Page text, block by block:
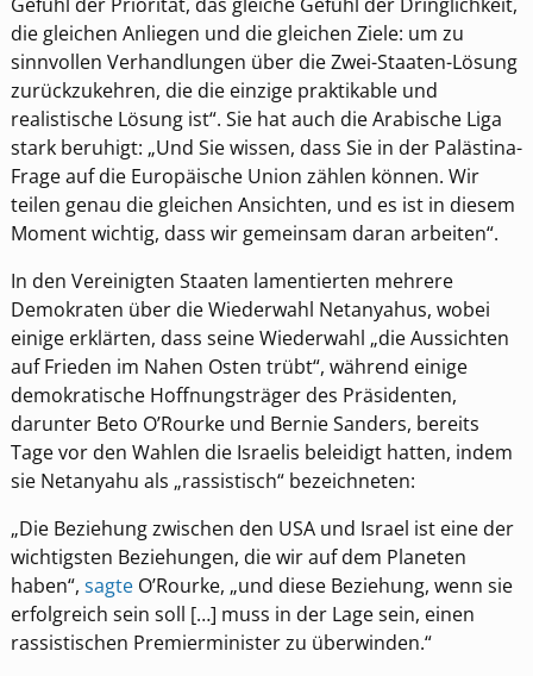
die gleichen Anliegen und die gleichen Ziele: um zu
sinnvollen Verhandlungen über die Zwei-Staaten-Lösung
zurückzukehren, die die einzige praktikable und
realistische Lösung ist“. Sie hat auch die Arabische Liga
stark beruhigt: „Und Sie wissen, dass Sie in der Palästina-
Frage auf die Europäische Union zählen können. Wir
teilen genau die gleichen Ansichten, und es ist in diesem
Moment wichtig, dass wir gemeinsam daran arbeiten“.
In den Vereinigten Staaten lamentierten mehrere
Demokraten über die Wiederwahl Netanyahus, wobei
einige erklärten, dass seine Wiederwahl „die Aussichten
auf Frieden im Nahen Osten trübt“, während einige
demokratische Hoffnungsträger des Präsidenten,
darunter Beto O’Rourke und Bernie Sanders, bereits
Tage vor den Wahlen die Israelis beleidigt hatten, indem
sie Netanyahu als „rassistisch“ bezeichneten:
„Die Beziehung zwischen den USA und Israel ist eine der
wichtigsten Beziehungen, die wir auf dem Planeten
haben“, sagteO’Rourke, „und diese Beziehung, wenn sie
erfolgreich sein soll […] muss in der Lage sein, einen
rassistischen Premierminister zu überwinden.“